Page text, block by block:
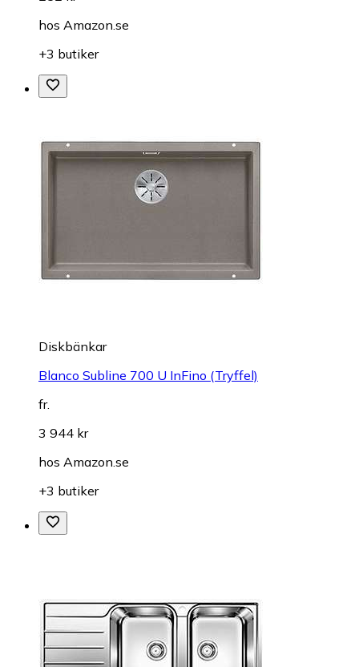
hos Amazon.se
+3 butiker
Diskbänkar
Blanco Subline 700 U InFino (Tryffel)
fr.
3 944 kr
hos Amazon.se
+3 butiker